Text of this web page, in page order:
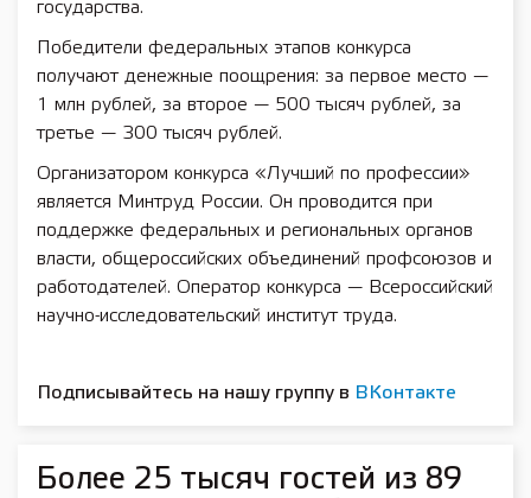
государства.
Победители федеральных этапов конкурса
получают денежные поощрения: за первое место —
1 млн рублей, за второе — 500 тысяч рублей, за
третье — 300 тысяч рублей.
Организатором конкурса «Лучший по профессии»
является Минтруд России. Он проводится при
поддержке федеральных и региональных органов
власти, общероссийских объединений профсоюзов и
работодателей. Оператор конкурса — Всероссийский
научно-исследовательский институт труда.
Подписывайтесь на нашу группу в ВКонтакте
Более 25 тысяч гостей из 89